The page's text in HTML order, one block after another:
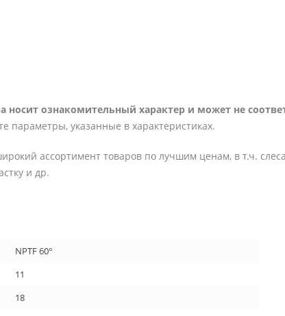
ознакомительный характер и может не
параметры, указанные в характеристиках.
ассортимент товаров по лучшим ценам, в т.ч.
и др.
NPTF 60°
11
18